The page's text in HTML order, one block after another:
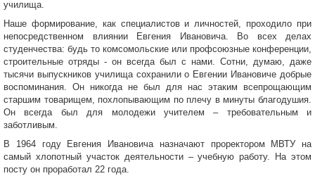
училища.
Наше формирование, как специалистов и личностей, проходило при
непосредственном влиянии Евгения Ивановича. Во всех делах
студенчества: будь то комсомольские или профсоюзные конференции,
строительные отряды - он всегда был с нами. Сотни, думаю, даже
тысячи выпускников училища сохранили о Евгении Ивановиче добрые
воспоминания. Он никогда не был для нас этаким всепрощающим
старшим товарищем, похлопывающим по плечу в минуты благодушия.
Он всегда был для молодежи учителем – требовательным и
заботливым.
В 1964 году Евгения Ивановича назначают проректором МВТУ на
самый хлопотный участок деятельности – учебную работу. На этом
посту он проработал 22 года.